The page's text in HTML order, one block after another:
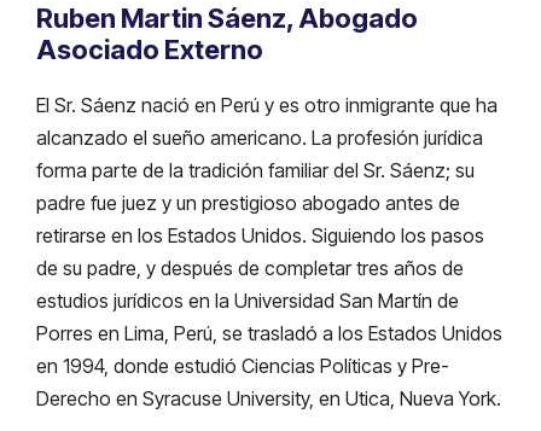
Ruben Martin Sáenz, Abogado
Asociado Externo
El Sr. Sáenz nació en Perú y es otro inmigrante que ha
alcanzado el sueño americano. La profesión jurídica
forma parte de la tradición familiar del Sr. Sáenz; su
padre fue juez y un prestigioso abogado antes de
retirarse en los Estados Unidos. Siguiendo los pasos
de su padre, y después de completar tres años de
estudios jurídicos en la Universidad San Martín de
Porres en Lima, Perú, se trasladó a los Estados Unidos
en 1994, donde estudió Ciencias Políticas y Pre-
Derecho en Syracuse University, en Utica, Nueva York.